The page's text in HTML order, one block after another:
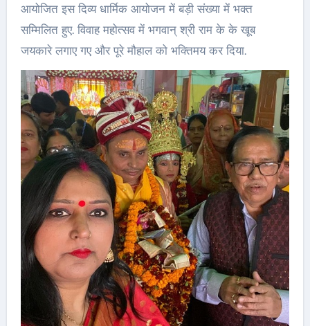
आयोजित इस दिव्य धार्मिक आयोजन में बड़ी संख्या में भक्त
सम्मिलित हुए. विवाह महोत्सव में भगवान् श्री राम के के खूब
जयकारे लगाए गए और पूरे मौहाल को भक्तिमय कर दिया.